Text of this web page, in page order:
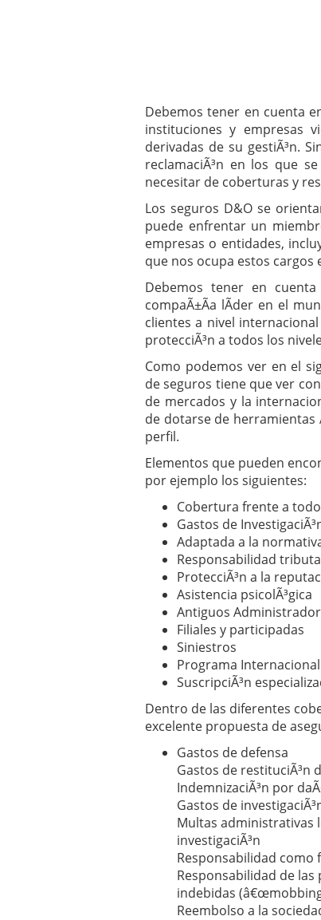
Debemos tener en cuenta
instituciones y empresas
derivadas de su gestiÃ³n.
reclamaciÃ³n en los que
necesitar de coberturas y
Los seguros D&O se
puede enfrentar un
empresas o entidades,
que nos ocupa estos cargos
Debemos tener en
compaÃ±Ã­a lÃ­der en el
clientes a nivel
protecciÃ³n a todos los
Como podemos ver en el
de seguros tiene que ver
de mercados y la
de dotarse de herramientas
perfil.
Elementos que pueden
por ejemplo los siguientes:
Cobertura frente a
Gastos de
Adaptada a la
Responsabilidad
ProtecciÃ³n a la
Asistencia psicolÃ³gica
Antiguos
Filiales y participadas
Siniestros
Programa Internacional
SuscripciÃ³n
Dentro de las diferentes
excelente propuesta de
Gastos de defensa
Gastos de restituciÃ³n
IndemnizaciÃ³n por
Gastos de
Multas administrativas
investigaciÃ³n
Responsabilidad como
Responsabilidad de
indebidas
Reembolso a la